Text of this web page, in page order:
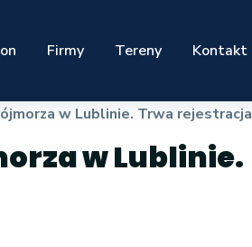
Firmy Tereny Kontakt
w Lublinie. Trwa rejestracja
w Lublinie.